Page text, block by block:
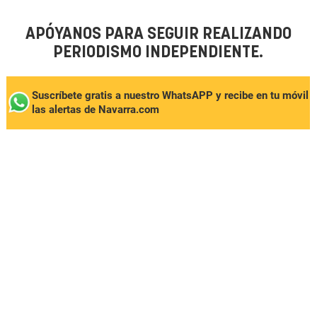
APÓYANOS PARA SEGUIR REALIZANDO
PERIODISMO INDEPENDIENTE.
Suscríbete gratis a nuestro WhatsAPP y recibe en tu móvil
las alertas de Navarra.com